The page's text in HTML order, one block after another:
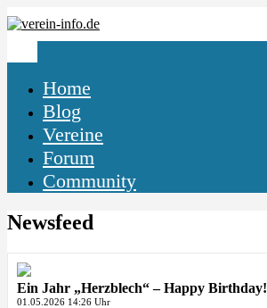
Home
Blog
Vereine
Forum
Community
Newsfeed
Ein Jahr „Herzblech“ – Happy Birthday!
01.05.2026 14:26 Uhr